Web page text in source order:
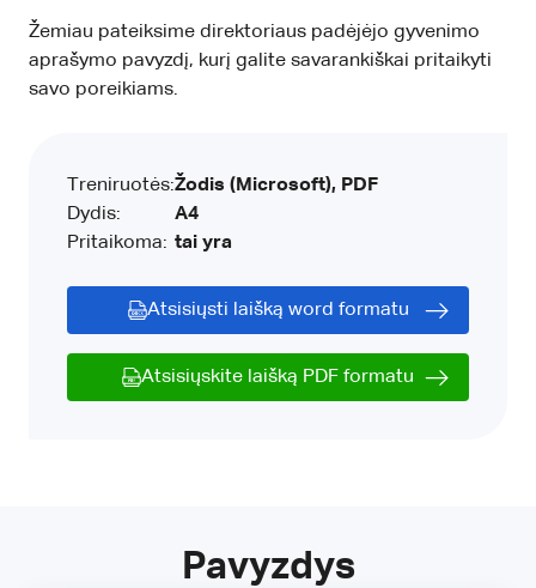
Žemiau pateiksime direktoriaus padėjėjo gyvenimo
aprašymo pavyzdį, kurį galite savarankiškai pritaikyti
savo poreikiams.
Treniruotės:
Dydis:
Pritaikoma:
Žodis (Microsoft), PDF
A4
tai yra
Atsisiųsti laišką word formatu
Atsisiųskite laišką PDF formatu
Pavyzdys